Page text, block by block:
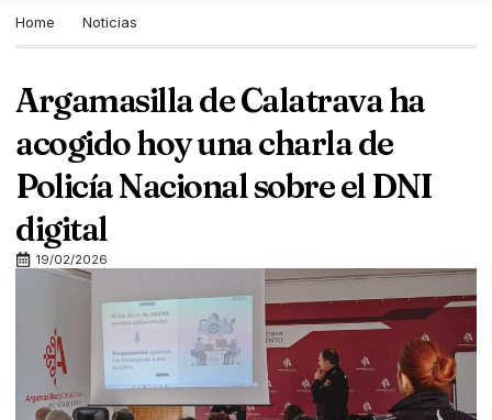
Home Noticias
Argamasilla de Calatrava ha
acogido hoy una charla de
Policía Nacional sobre el DNI
digital
19/02/2026